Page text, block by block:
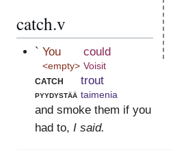
catch.v
` You
<empty>
could
Voisit
catch
pyydystää
trout
taimenia
and smoke them if you
had to, I said.